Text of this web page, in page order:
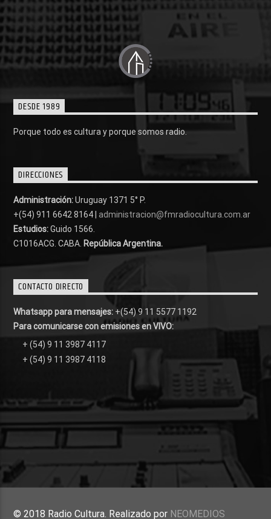
DESDE 1989
Porque todo es cultura y porque somos radio.
DIRECCIONES
Administración:Uruguay 1371 5° P.
+(54) 911 6642 8164 | administracion@fmradiocultura.com.ar
Estudios:Guido 1566.
C1016ACG . CABA. República Argentina.
CONTACTO DIRECTO
Whatsapp para mensajes: +(54) 9 11 5577 1192
Para comunicarse con emisiones en VIVO:
+ (54) 9 11 3987 4117
+ (54) 9 11 3987 4118
© 2018 Radio Cultura. Realizado por NEOMEDIOS